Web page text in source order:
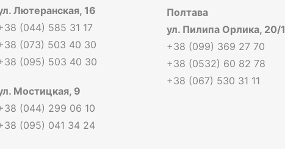
Лютеранская, 16
(044) 585 31 17
(073) 503 40 30
(095) 503 40 30
Мостицкая, 9
(044) 299 06 10
(095) 041 34 24
Полтава
ул. Пилипа Орлика, 20/1
+38 (099) 369 27 70
+38 (0532) 60 82 78
+38 (067) 530 31 11